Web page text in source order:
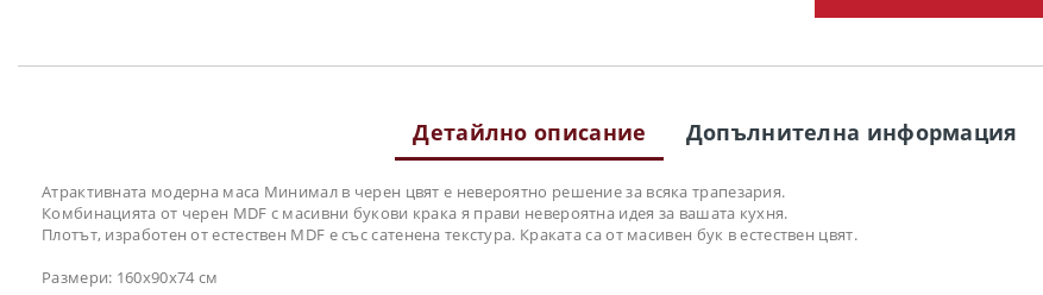
Детайлно описание
Атрактивната модерна маса Минимал в черен цвят е невероятно решение за всяка трапезария.
Комбинацията от черен MDF с масивни букови крака я прави невероятна идея за вашата кухня.
Плотът, изработен от естествен MDF е със сатенена текстура. Краката са от масивен бук в естествен цвят.
Размери: 160х90х74 см
Допълнителна информация